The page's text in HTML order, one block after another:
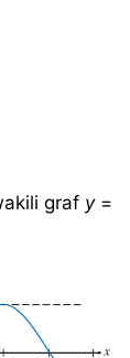
graf y=